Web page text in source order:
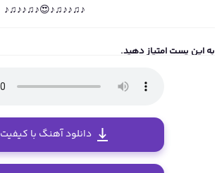
♪♫♪♪♫♪😍♪♫♪♪♫♪
به این پست امتیاز دهید.
دانلود آهنگ با کیفیت 320